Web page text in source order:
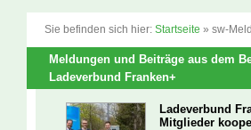
Sie befinden sich hier: Startseite » sw-
Meldungen und Beiträge aus dem
Ladeverbund Franken+
Ladeverbund
Mitglieder